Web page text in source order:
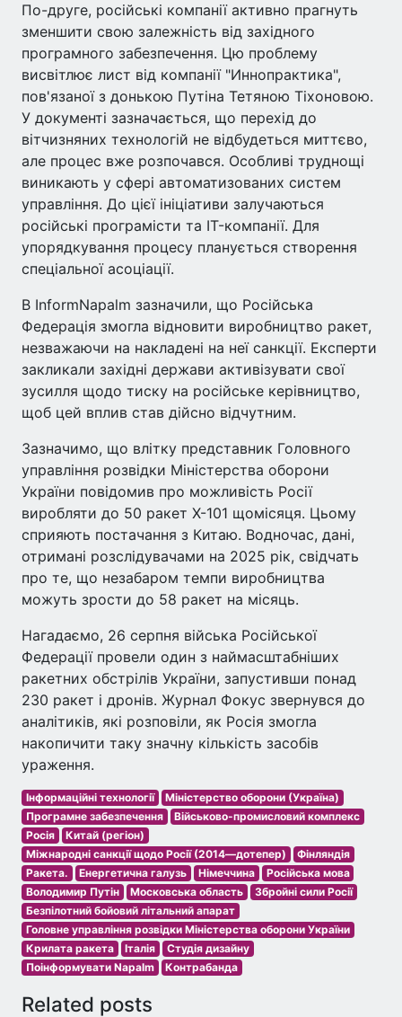
По-друге, російські компанії активно прагнуть
зменшити свою залежність від західного
програмного забезпечення. Цю проблему
висвітлює лист від компанії "Иннопрактика",
пов'язаної з донькою Путіна Тетяною Тіхоновою.
У документі зазначається, що перехід до
вітчизняних технологій не відбудеться миттєво,
але процес вже розпочався. Особливі труднощі
виникають у сфері автоматизованих систем
управління. До цієї ініціативи залучаються
російські програмісти та IT-компанії. Для
упорядкування процесу планується створення
спеціальної асоціації.
В InformNapalm зазначили, що Російська
Федерація змогла відновити виробництво ракет,
незважаючи на накладені на неї санкції. Експерти
закликали західні держави активізувати свої
зусилля щодо тиску на російське керівництво,
щоб цей вплив став дійсно відчутним.
Зазначимо, що влітку представник Головного
управління розвідки Міністерства оборони
України повідомив про можливість Росії
виробляти до 50 ракет Х-101 щомісяця. Цьому
сприяють постачання з Китаю. Водночас, дані,
отримані розслідувачами на 2025 рік, свідчать
про те, що незабаром темпи виробництва
можуть зрости до 58 ракет на місяць.
Нагадаємо, 26 серпня війська Російської
Федерації провели один з наймасштабніших
ракетних обстрілів України, запустивши понад
230 ракет і дронів. Журнал Фокус звернувся до
аналітиків, які розповіли, як Росія змогла
накопичити таку значну кількість засобів
ураження.
Інформаційні технології
Міністерство оборони (Україна)
Програмне забезпечення
Військово-промисловий комплекс
Росія
Китай (регіон)
Міжнародні санкції щодо Росії (2014—дотепер)
Фінляндія
Ракета.
Енергетична галузь Німеччина
Російська мова
Володимир Путін
Московська область
Збройні сили Росії
Безпілотний бойовий літальний апарат
Головне управління розвідки Міністерства оборони України
Крилата ракета
Італія
Студія дизайну
Поінформувати Napalm
Контрабанда
Related posts